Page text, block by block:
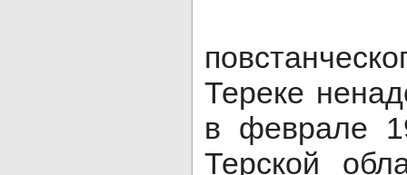
Тереке
в феврале
Терской